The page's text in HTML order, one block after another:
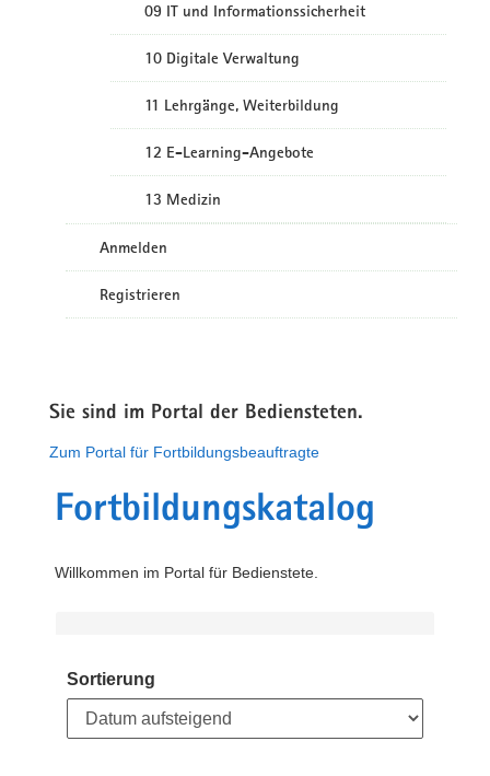
09 IT und Informationssicherheit
10 Digitale Verwaltung
11 Lehrgänge, Weiterbildung
12 E-Learning-Angebote
13 Medizin
Anmelden
Registrieren
Sie sind im Portal der Bediensteten.
Zum Portal für Fortbildungsbeauftragte
Fortbildungskatalog
Willkommen im Portal für Bedienstete.
Sortierung